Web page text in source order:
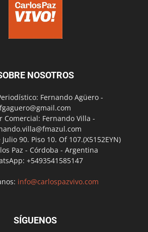
NOSOTROS
Fernando Agüero -
fgaguero@gmail.com
Comercial: Fernando Villa -
90. Piso 10. Of 107.(X5152EYN)
Paz - Córdoba - Argentina
+5493541585147
info@carlospazvivo.com
SÍGUENOS